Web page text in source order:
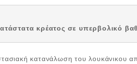
κρέατος σε υπερβολικό
κατανάλωση του λουκάνικου